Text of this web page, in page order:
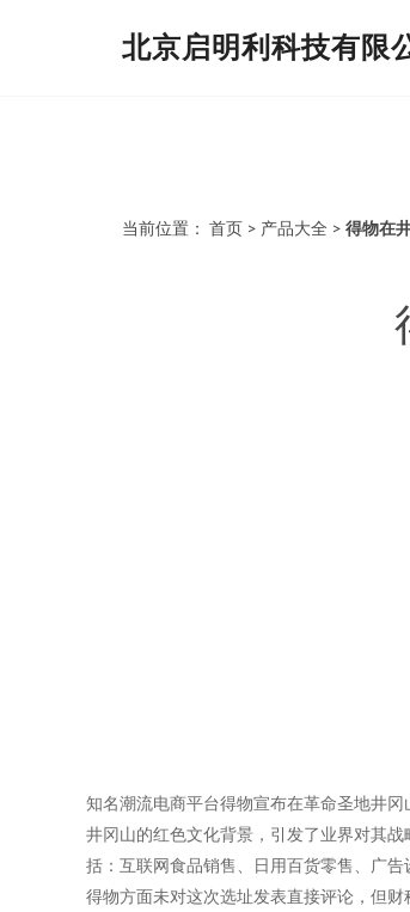
北京启明利科技有限
当前位置： 首页 > 产品大全 > 得物在
知名潮流电商平台得物宣布在革命圣地井
井冈山的红色文化背景，引发了业界对其
括：互联网食品销售、日用百货零售、广
得物方面未对这次选址发表直接评论，但